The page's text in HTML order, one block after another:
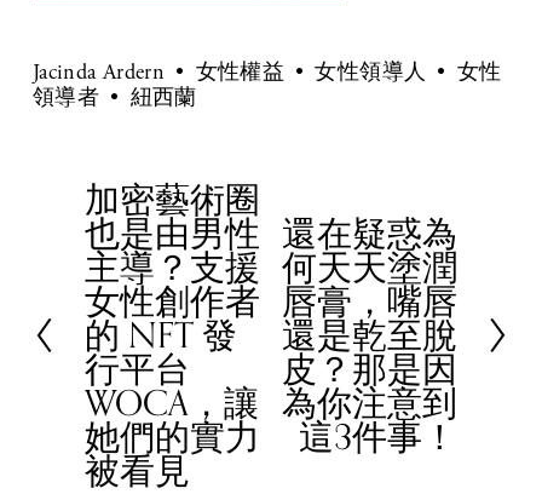
Jacinda Ardern 女性權益 女性領導人
女性
領導者
紐西蘭
P
r
e
v
i
o
u
s
加密藝術圈
也是由男性
主導？支援
女性創作者
的 NFT 發
行平台
WOCA，讓
她們的實力
被看見
N還在疑惑為
何天天塗潤
唇膏，嘴唇
還是乾至脫
皮？那是因
為你注意到
這3件事！